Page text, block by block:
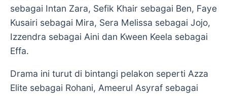
sebagai Intan Zara, Sefik Khair sebagai Ben, Faye
Kusairi sebagai Mira, Sera Melissa sebagai Jojo,
Izzendra sebagai Aini dan Kween Keela sebagai
Effa.
Drama ini turut di bintangi pelakon seperti Azza
Elite sebagai Rohani, Ameerul Asyraf sebagai